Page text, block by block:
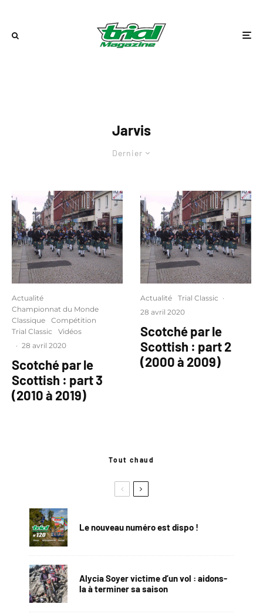
Jarvis
Dernier
Actualité
Championnat du Monde
Classique
Compétition
Trial Classic
Vidéos
· 28 avril 2020
Scotché par le
Scottish : part 3
(2010 à 2019)
Actualité Trial Classic ·
28 avril 2020
Scotché par le
Scottish : part 2
(2000 à 2009)
Tout chaud
Le nouveau numéro est dispo !
Alycia Soyer victime d’un vol : aidons-
la à terminer sa saison